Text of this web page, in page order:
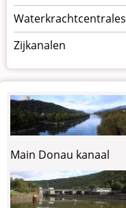
Waterkrachtcentrales
Zijkanalen
Main Donau kanaal